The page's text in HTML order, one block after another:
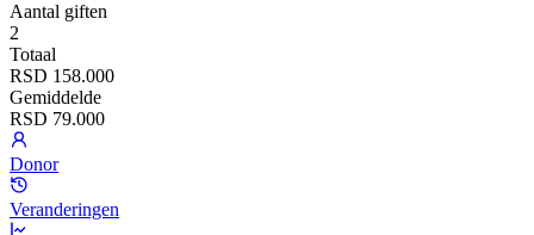
Aantal giften
2
Totaal
RSD 158.000
Gemiddelde
RSD 79.000
Donor
Veranderingen